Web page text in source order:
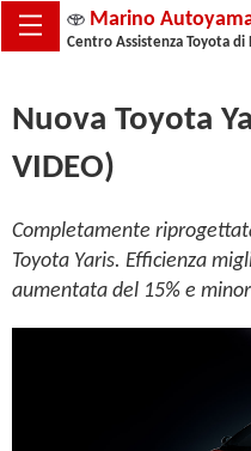
Marino
Centro Assistenza Toyota
Nuova Toyota
VIDEO)
Completamente
Toyota Yaris. Efficienza
aumentata del 15% e